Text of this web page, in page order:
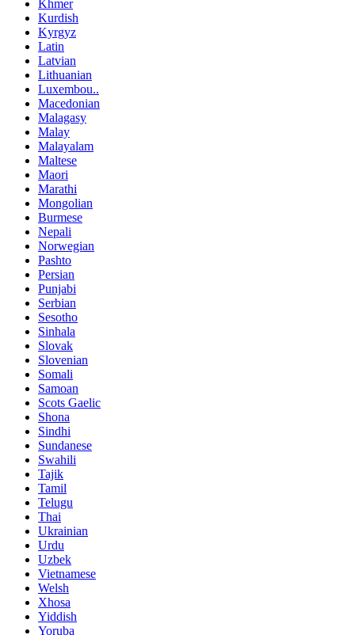
Khmer
Kurdish
Kyrgyz
Latin
Latvian
Lithuanian
Luxembou..
Macedonian
Malagasy
Malay
Malayalam
Maltese
Maori
Marathi
Mongolian
Burmese
Nepali
Norwegian
Pashto
Persian
Punjabi
Serbian
Sesotho
Sinhala
Slovak
Slovenian
Somali
Samoan
Scots Gaelic
Shona
Sindhi
Sundanese
Swahili
Tajik
Tamil
Telugu
Thai
Ukrainian
Urdu
Uzbek
Vietnamese
Welsh
Xhosa
Yiddish
Yoruba